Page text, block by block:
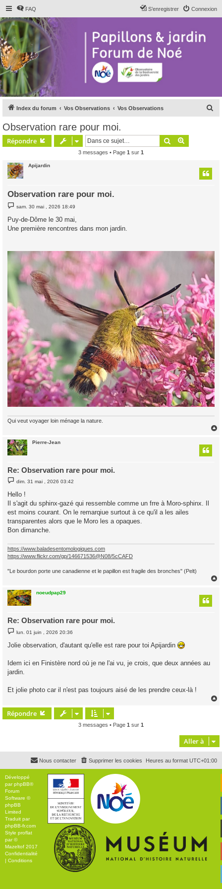
FAQ Connexion
S’enregistrer
Index du forum Vos Observations Vos Observations
Observation rare pour moi.
Répondre Rechercher
3 messages • Page 1 sur 1
Apijardin
Observation rare pour moi.
e
s
a
sam. 30 mai , 2026 18:49
Puy-de-Dôme le 30 mai,
Une première rencontres dans mon jardin.
Qui veut voyager loin ménage la nature.
Pierre-Jean
Re: Observation rare pour moi.
M
s
s
a
g
e
dim. 31 mai , 2026 03:42
Hello !
Il s'agit du sphinx-gazé qui ressemble comme un frre à Moro-sphinx. Il
est moins courant. On le remarqiue surtout à ce qu'il a les ailes
transparentes alors que le Moro les a opaques.
Bon dimanche.
https://www.baladesentomologiques.com
https://www.flickr.com/gp/146671536@N08/5cCAFD
"Le bourdon porte une canadienne et le papillon est fragile des bronches" (Pelt)
noeudpap29
Re: Observation rare pour moi.
M
e
s
s
e
lun. 01 juin , 2026 20:36
Jolie observation, d'autant qu'elle est rare pour toi Apijardin
Idem ici en Finistère nord où je ne l'ai vu, je crois, que deux années au
jardin.
Et jolie photo car il n'est pas toujours aisé de les prendre ceux-là !
Répondre
3 messages • Page 1 sur 1
Aller à
Heures au format UTC+01:00
Supprimer les cookies
Nous contacter
Développé
parphpBB®
Forum
Software ©
phpBB
Limited
Traduit par
phpBB-fr.com
Style proflat
par ©
Mazeltof 2017
Confidentialité
| Conditions